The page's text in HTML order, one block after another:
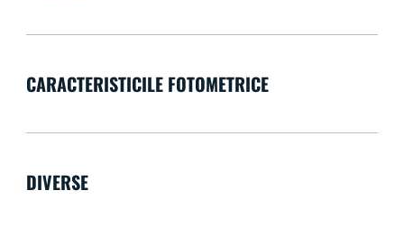
CARACTERISTICILE FOTOMETRICE
DIVERSE